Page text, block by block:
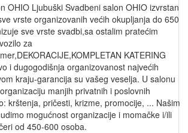
OHIO Ljubuški Svadbeni salon OHIO izvrstan
vrste organizovanih većih okupljanja do 650
sve vrste svadbi,sa ostalim pratećim
za
KATERING
i dugogodišnja organizovanost najvećih
kraju-garancija su vašeg veselja. U salonu
manjih privatnih i poslovnih
krštenja, pričesti, krizme, promocije, ... Našim
mogućnost organizacije i momačke i/ili
od 450-600 osoba.